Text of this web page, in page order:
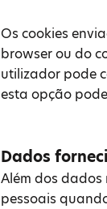
Os cookies
browser ou do
utilizador pode
esta opção
Dados
Além dos
pessoais